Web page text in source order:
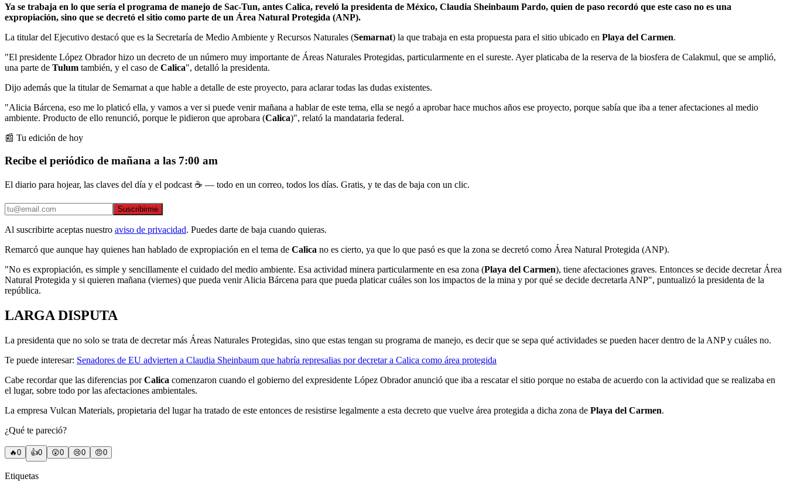
Ya se trabaja en lo que sería el programa de manejo de Sac-Tun, antes Calica, reveló la presidenta de México, Claudia Sheinbaum Pardo, quien de paso recordó que este caso no es una
expropiación, sino que se decretó el sitio como parte de un Área Natural Protegida (ANP).
La titular del Ejecutivo destacó que es la Secretaría de Medio Ambiente y Recursos Naturales (Semarnat) la que trabaja en esta propuesta para el sitio ubicado en Playa del Carmen.
"El presidente López Obrador hizo un decreto de un número muy importante de Áreas Naturales Protegidas, particularmente en el sureste. Ayer platicaba de la reserva de la biosfera de Calakmul, que se amplió,
una parte de Tulum también, y el caso de Calica", detalló la presidenta.
Dijo además que la titular de Semarnat a que hable a detalle de este proyecto, para aclarar todas las dudas existentes.
"Alicia Bárcena, eso me lo platicó ella, y vamos a ver si puede venir mañana a hablar de este tema, ella se negó a aprobar hace muchos años ese proyecto, porque sabía que iba a tener afectaciones al medio
ambiente. Producto de ello renunció, porque le pidieron que aprobara (Calica)", relató la mandataria federal.
📰 Tu edición de hoy
Recibe el periódico de mañana a las 7:00 am
El diario para hojear, las claves del día y el podcast ☕ — todo en un correo, todos los días. Gratis, y te das de baja con un clic.
Suscribirme
Al suscribirte aceptas nuestro aviso de privacidad. Puedes darte de baja cuando quieras.
Remarcó que aunque hay quienes han hablado de expropiación en el tema de Calica no es cierto, ya que lo que pasó es que la zona se decretó como Área Natural Protegida (ANP).
"No es expropiación, es simple y sencillamente el cuidado del medio ambiente. Esa actividad minera particularmente en esa zona (Playa del Carmen), tiene afectaciones graves. Entonces se decide decretar Área
Natural Protegida y si quieren mañana (viernes) que pueda venir Alicia Bárcena para que pueda platicar cuáles son los impactos de la mina y por qué se decide decretarla ANP", puntualizó la presidenta de la
república.
LARGA DISPUTA
La presidenta que no solo se trata de decretar más Áreas Naturales Protegidas, sino que estas tengan su programa de manejo, es decir que se sepa qué actividades se pueden hacer dentro de la ANP y cuáles no.
Te puede interesar: Senadores de EU advierten a Claudia Sheinbaum que habría represalias por decretar a Calica como área protegida
Cabe recordar que las diferencias porCalica comenzaron cuando el gobierno del expresidente López Obrador anunció que iba a rescatar el sitio porque no estaba de acuerdo con la actividad que se realizaba en
el lugar, sobre todo por las afectaciones ambientales.
La empresa Vulcan Materials, propietaria del lugar ha tratado de este entonces de resistirse legalmente a esta decreto que vuelve área protegida a dicha zona de Playa del Carmen.
¿Qué te pareció?
🔥0 👍0 😲0 😢0 😠0
Etiquetas